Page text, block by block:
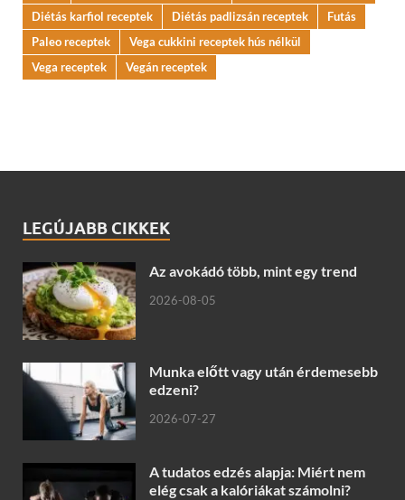
Diétás karfiol receptek
Diétás padlizsán receptek
Futás
Paleo receptek
Vega cukkini receptek hús nélkül
Vega receptek
Vegán receptek
LEGÚJABB CIKKEK
Az avokádó több, mint egy trend
2026-08-05
Munka előtt vagy után érdemesebb
edzeni?
2026-07-27
A tudatos edzés alapja: Miért nem
elég csak a kalóriákat számolni?